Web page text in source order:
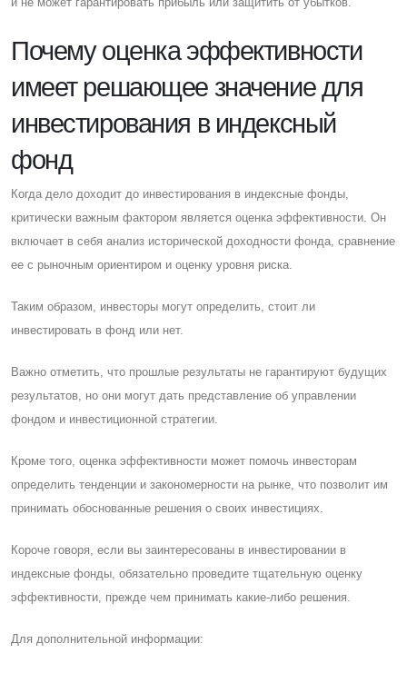
Почему оценка эффективности
имеет решающее значение для
инвестирования в индексный
фонд
Когда дело доходит до инвестирования в индексные фонды,
критически важным фактором является оценка эффективности. Он
включает в себя анализ исторической доходности фонда, сравнение
ее с рыночным ориентиром и оценку уровня риска.
Таким образом, инвесторы могут определить, стоит ли
инвестировать в фонд или нет.
Важно отметить, что прошлые результаты не гарантируют будущих
результатов, но они могут дать представление об управлении
фондом и инвестиционной стратегии.
Кроме того, оценка эффективности может помочь инвесторам
определить тенденции и закономерности на рынке, что позволит им
принимать обоснованные решения о своих инвестициях.
Короче говоря, если вы заинтересованы в инвестировании в
индексные фонды, обязательно проведите тщательную оценку
эффективности, прежде чем принимать какие-либо решения.
Для дополнительной информации: